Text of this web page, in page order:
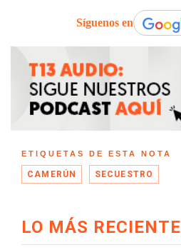
Síguenos en
ETIQUETAS DE ESTA NOTA
CAMERÚN SECUESTRO
LO MÁS RECIENTE